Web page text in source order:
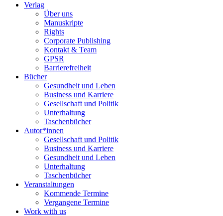
Verlag
Über uns
Manuskripte
Rights
Corporate Publishing
Kontakt & Team
GPSR
Barrierefreiheit
Bücher
Gesundheit und Leben
Business und Karriere
Gesellschaft und Politik
Unterhaltung
Taschenbücher
Autor*innen
Gesellschaft und Politik
Business und Karriere
Gesundheit und Leben
Unterhaltung
Taschenbücher
Veranstaltungen
Kommende Termine
Vergangene Termine
Work with us